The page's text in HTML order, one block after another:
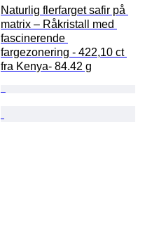
Naturlig flerfarget safir på
matrix – Råkristall med
fascinerende
fargezonering - 422,10 ct
fra Kenya- 84.42 g